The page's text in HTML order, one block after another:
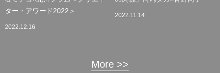
ター・アワード2022＞
2022.12.16
2022.11.14
More >>